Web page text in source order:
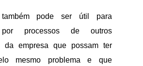
pode ser útil para
por processos de outros
da empresa que possam ter
mesmo problema e que